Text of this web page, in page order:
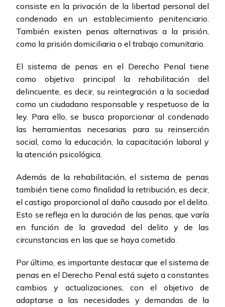
consiste en la privación de la libertad personal del
condenado en un establecimiento penitenciario.
También existen penas alternativas a la prisión,
como la prisión domiciliaria o el trabajo comunitario.
El sistema de penas en el Derecho Penal tiene
como objetivo principal la rehabilitación del
delincuente, es decir, su reintegración a la sociedad
como un ciudadano responsable y respetuoso de la
ley. Para ello, se busca proporcionar al condenado
las herramientas necesarias para su reinserción
social, como la educación, la capacitación laboral y
la atención psicológica.
Además de la rehabilitación, el sistema de penas
también tiene como finalidad la retribución, es decir,
el castigo proporcional al daño causado por el delito.
Esto se refleja en la duración de las penas, que varía
en función de la gravedad del delito y de las
circunstancias en las que se haya cometido.
Por último, es importante destacar que el sistema de
penas en el Derecho Penal está sujeto a constantes
cambios y actualizaciones, con el objetivo de
adaptarse a las necesidades y demandas de la